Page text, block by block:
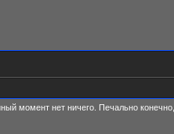
момент нет ничего. Печально